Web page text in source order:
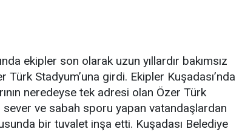
ekipler son olarak uzun yıllardır bakımsız
Türk Stadyum’una girdi. Ekipler Kuşadası’nda
neredeyse tek adresi olan Özer Türk
sever ve sabah sporu yapan vatandaşlardan
bir tuvalet inşa etti. Kuşadası Belediye